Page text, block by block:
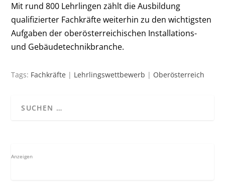
Mit rund 800 Lehrlingen zählt die Ausbildung
qualifizierter Fachkräfte weiterhin zu den wichtigsten
Aufgaben der oberösterreichischen Installations-
und Gebäudetechnikbranche.
Tags: Fachkräfte | Lehrlingswettbewerb | Oberösterreich
Anzeigen